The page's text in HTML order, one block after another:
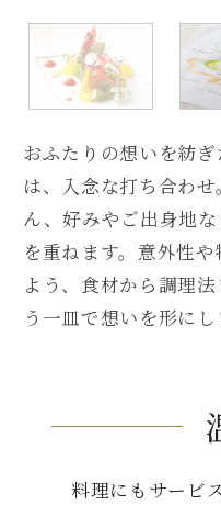
おふたりの想いを紡
は、入念な打ち合わ
ん、好みやご出身地
を重ねます。意外性
よう、食材から調理
う一皿で想いを形にし
料理にもサービ